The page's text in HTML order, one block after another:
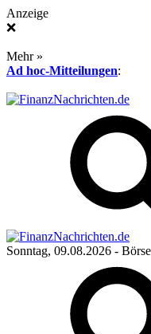
Anzeige
❌
Mehr »
Ad hoc-Mitteilungen:
Sonntag, 09.08.2026 -